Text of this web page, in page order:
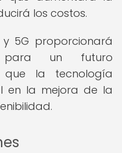
los costos.
5G proporcionará
un futuro
que la tecnología
en la mejora de la